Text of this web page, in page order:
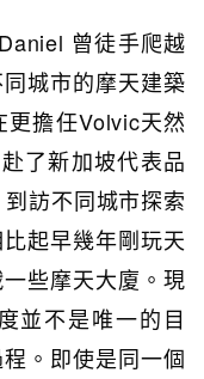
曾徒手爬越
城市的摩天建築
擔任Volvic天然
了新加坡代表品
訪不同城市探索
起早幾年剛玩天
些摩天大廈。現
並不是唯一的目
。即使是同一個